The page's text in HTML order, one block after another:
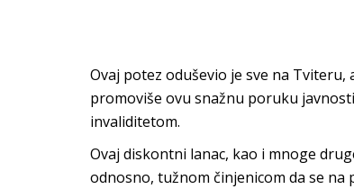
Ovaj potez oduševio je sve na
promoviše ovu snažnu poruku
invaliditetom.
Ovaj diskontni lanac, kao i mnoge
odnosno, tužnom činjenicom da se